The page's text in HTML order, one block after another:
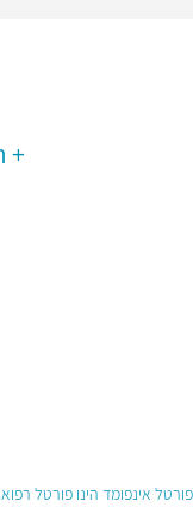
פורטל אינפומד הינו פורטל